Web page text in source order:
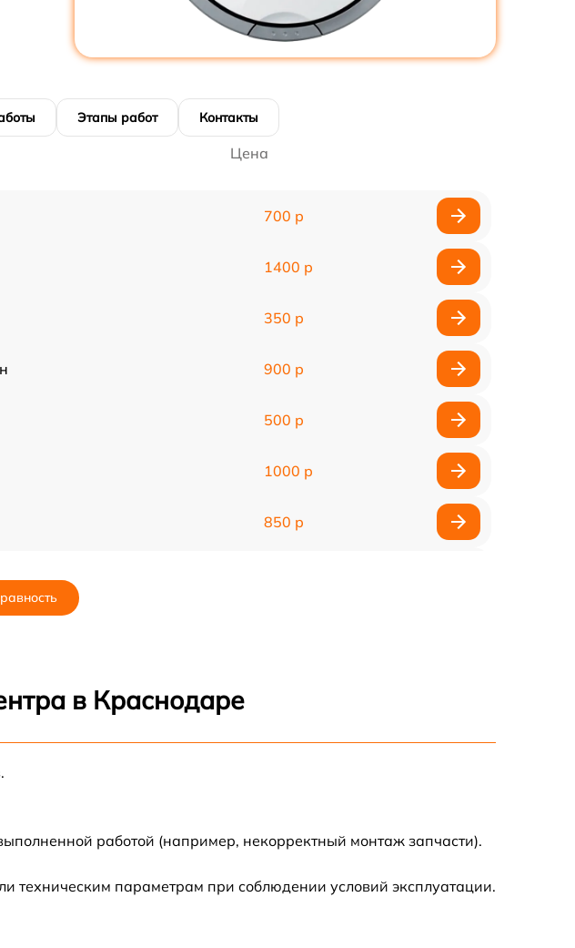
Этапы работ Контакты
Цена
700 р
1400 р
350 р
900 р
500 р
1000 р
850 р
500 р
800 р
в Краснодаре
работой (например, некорректный монтаж запчасти).
техническим параметрам при соблюдении условий эксплуатации.